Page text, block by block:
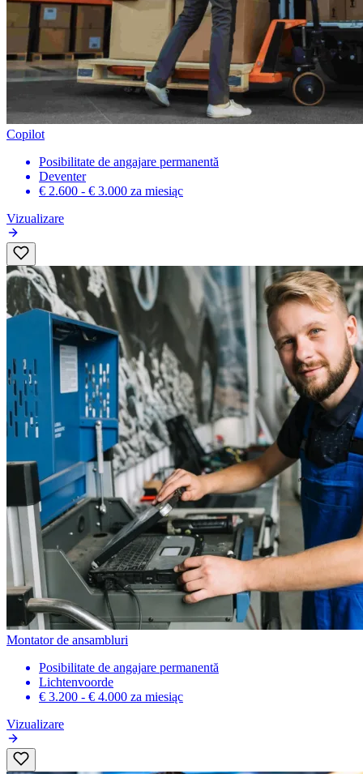
Copilot
Posibilitate de angajare permanentă
Deventer
€ 2.600 - € 3.000 za miesiąc
Vizualizare
Montator de ansambluri
Posibilitate de angajare permanentă
Lichtenvoorde
€ 3.200 - € 4.000 za miesiąc
Vizualizare